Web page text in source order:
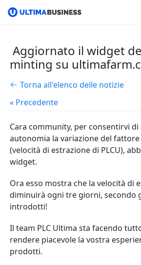
Aggiornato il widget
minting su
Torna all'elenco delle notizie
« Precedente
Cara community, per consentirvi di
autonomia la variazione del
(velocità di estrazione di PLCU),
widget.
Ora esso mostra che la velocità di
diminuirà ogni tre giorni, secondo
introdotti!
Il team PLC Ultima sta facendo
rendere piacevole la vostra
prodotti.